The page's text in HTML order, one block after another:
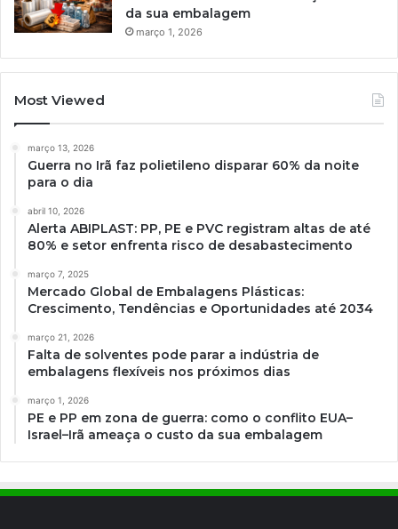
da sua embalagem
março 1, 2026
Most Viewed
março 13, 2026
Guerra no Irã faz polietileno disparar 60% da noite
para o dia
abril 10, 2026
Alerta ABIPLAST: PP, PE e PVC registram altas de até
80% e setor enfrenta risco de desabastecimento
março 7, 2025
Mercado Global de Embalagens Plásticas:
Crescimento, Tendências e Oportunidades até 2034
março 21, 2026
Falta de solventes pode parar a indústria de
embalagens flexíveis nos próximos dias
março 1, 2026
PE e PP em zona de guerra: como o conflito EUA–
Israel–Irã ameaça o custo da sua embalagem